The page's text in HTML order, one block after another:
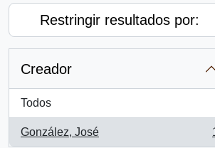
Restringir resultados por:
Creador
Todos
González, José
, 1 resultados